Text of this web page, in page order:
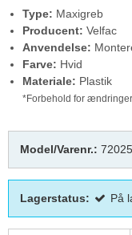
Type: Maxigreb
Producent: Velfac
Anvendelse:
Farve: Hvid
Materiale: Plastik
*Forbehold for ændringer
Model/Varenr.:
Lagerstatus: På